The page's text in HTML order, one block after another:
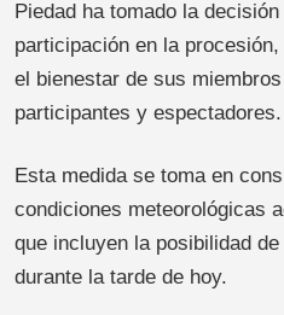
Piedad ha tomado la
participación en la
el bienestar de sus
participantes y espectadores.
Esta medida se toma en
condiciones meteorológicas
que incluyen la posibilidad
durante la tarde de hoy.